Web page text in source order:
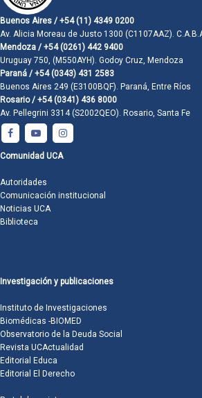
Buenos Aires / +54 (11) 4349 0200
Av. Alicia Moreau de Justo 1300 (C1107AAZ).
Mendoza / +54 (0261) 442 9400
Uruguay 750, (M550AYH). Godoy Cruz, Mendoza
Paraná / +54 (0343) 431 2583
Buenos Aires 249 (E3100BQF). Paraná, Entre Ríos
Rosario / +54 (0341) 436 8000
Av. Pellegrini 3314 (S2002QEO). Rosario, Santa Fe
Comunidad UCA
Autoridades
Comunicación institucional
Noticias UCA
Biblioteca
Investigación y publicaciones
Instituto de Investigaciones
Biomédicas -BIOMED
Observatorio de la Deuda Social
Revista UCActualidad
Editorial Educa
Editorial El Derecho